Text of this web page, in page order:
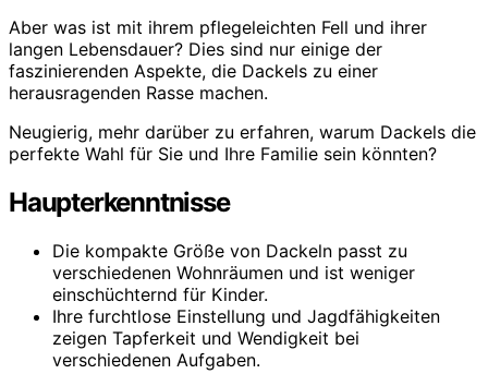
Aber was ist mit ihrem pflegeleichten Fell und ihrer
langen Lebensdauer? Dies sind nur einige der
faszinierenden Aspekte, die Dackels zu einer
herausragenden Rasse machen.
Neugierig, mehr darüber zu erfahren, warum Dackels die
perfekte Wahl für Sie und Ihre Familie sein könnten?
Haupterkenntnisse
Die kompakte Größe von Dackeln passt zu
verschiedenen Wohnräumen und ist weniger
einschüchternd für Kinder.
Ihre furchtlose Einstellung und Jagdfähigkeiten
zeigen Tapferkeit und Wendigkeit bei
verschiedenen Aufgaben.